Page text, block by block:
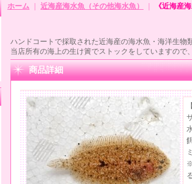
ホーム 近海産海水魚（その他海水魚） 《近海産
ハンドコートで採取された近海産の海水魚・海洋生物
当店所有の海上の生け簀でストックをしていますので
商品詳細